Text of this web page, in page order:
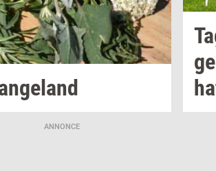
ANNONCE